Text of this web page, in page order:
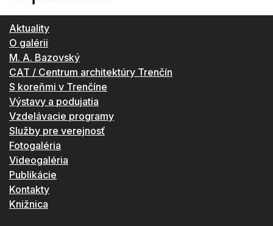
Aktuality
O galérii
M. A. Bazovský
CAT / Centrum architektúry Trenčín
S koreňmi v Trenčíne
Výstavy a podujatia
Vzdelávacie programy
Služby pre verejnosť
Fotogaléria
Videogaléria
Publikácie
Kontakty
Knižnica